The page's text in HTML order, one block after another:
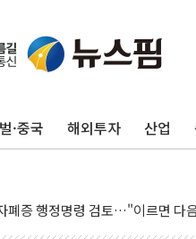
·중국 해외투자 산업
쇼크에 금리 인상 우려 후퇴
이사 해임 재추진…"26일까지 의
세 꺾이나…고용 감소에 9월 동결
악관 무도회장 공사 중단 명령…트